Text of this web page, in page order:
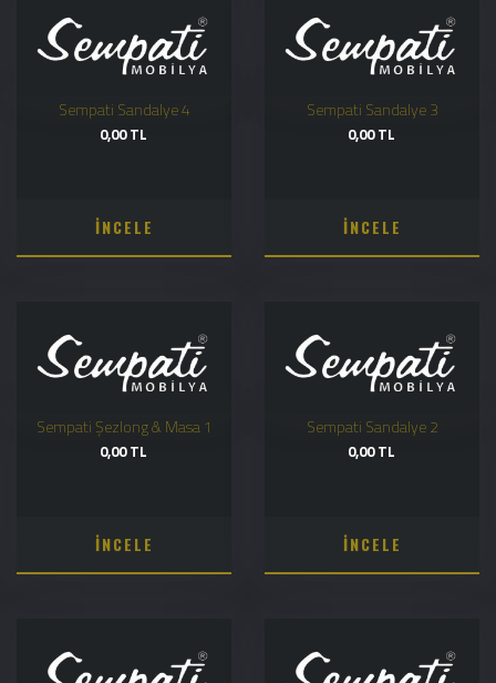
Sempati Sandalye 4
0,00 TL
İNCELE
Sempati Sandalye 3
0,00 TL
İNCELE
Sempati Şezlong & Masa 1
0,00 TL
İNCELE
Sempati Sandalye 2
0,00 TL
İNCELE